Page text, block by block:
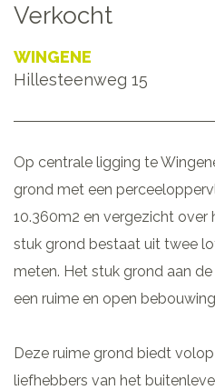
Verkocht
WINGENE
Hillesteenweg 15
Op centrale ligging te
grond met een
10.360m2 en vergezicht over
stuk grond bestaat uit twee
meten. Het stuk grond aan
een ruime en open
Deze ruime grond biedt
liefhebbers van het